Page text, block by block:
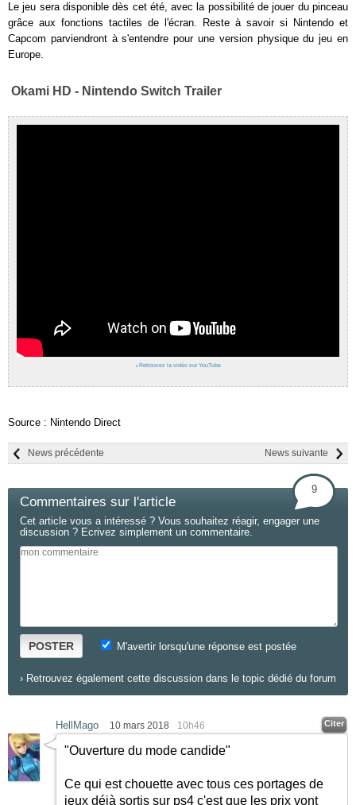
Le jeu sera disponible dès cet été, avec la possibilité de jouer du pinceau
grâce aux fonctions tactiles de l'écran. Reste à savoir si Nintendo et
Capcom parviendront à s'entendre pour une version physique du jeu en
Europe.
Okami HD - Nintendo Switch Trailer
› Retrouvez la vidéo sur YouTube
Source : Nintendo Direct
News suivante
News précédente
Commentaires sur l'article
9
Cet article vous a intéressé ? Vous souhaitez réagir, engager une
discussion ? Ecrivez simplement un commentaire.
POSTER M'avertir lorsqu'une réponse est postée
› Retrouvez également cette discussion dans le topic dédié du forum
HellMago 10 mars 2018 10h46 Citer
"Ouverture du mode candide"
Ce qui est chouette avec tous ces portages de
jeux déjà sortis sur ps4 c'est que les prix vont